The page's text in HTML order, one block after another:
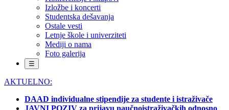
Izložbe i koncerti
Studentska dešavanja
Ostale vesti
Letnje škole i univerziteti
Mediji o nama
Foto galerija
☰
AKTUELNO:
DAAD individualne stipendije za studente i istraživače
JAVNI POZIV za prijavu naučnoistraživačkih odnosno